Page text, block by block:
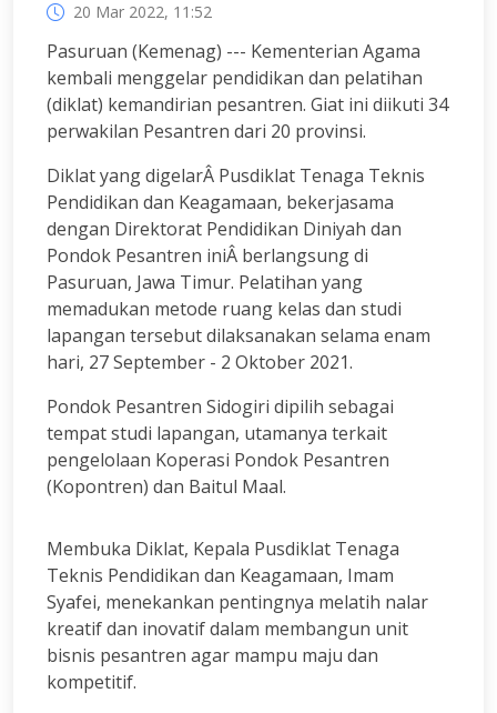
20 Mar 2022, 11:52
Pasuruan (Kemenag) --- Kementerian Agama
kembali menggelar pendidikan dan pelatihan
(diklat) kemandirian pesantren. Giat ini diikuti 34
perwakilan Pesantren dari 20 provinsi.
Diklat yang digelarÂ Pusdiklat Tenaga Teknis
Pendidikan dan Keagamaan, bekerjasama
dengan Direktorat Pendidikan Diniyah dan
Pondok Pesantren iniÂ berlangsung di
Pasuruan, Jawa Timur. Pelatihan yang
memadukan metode ruang kelas dan studi
lapangan tersebut dilaksanakan selama enam
hari, 27 September - 2 Oktober 2021.
Pondok Pesantren Sidogiri dipilih sebagai
tempat studi lapangan, utamanya terkait
pengelolaan Koperasi Pondok Pesantren
(Kopontren) dan Baitul Maal.
Membuka Diklat, Kepala Pusdiklat Tenaga
Teknis Pendidikan dan Keagamaan, Imam
Syafei, menekankan pentingnya melatih nalar
kreatif dan inovatif dalam membangun unit
bisnis pesantren agar mampu maju dan
kompetitif.